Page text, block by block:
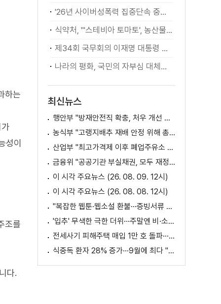
하는
성이
조를
다.
'26년 사이버성폭력 집중단속 중간성과 발표···향후 추진계획은?
식약처, "'스테비아 토마토', 농산물 아닌 가공식품"
제34회 국무회의 이재명 대통령 모두발언
나라의 평화, 국민의 자부심 대체불가 대한민국 이재명 대통령 모두말씀
최신뉴스
행안부 "방재안전직 확충, 처우 개선 등 위한 제도개선 추진"
농식부 "고랭지배추 재배 안정 위해 총력···배추가격 점차 안정세"
산업부 "최고가격제 이후 폐업주유소 증가? 사실 아냐"
금융위 "공공기관 부실채권, 모두 재정으로 보전되는 것 아냐"
이 시각 주요뉴스 (26. 08. 09. 12시)
이 시각 주요뉴스 (26. 08. 08. 12시)
"복잡한 웹툰·웹소설 환불···증빙서류 요구까지"
'입추' 무색한 극한 더위···주말엔 비·소나기
전세사기 피해주택 매입 1만 호 돌파···피해 지원 속도
식중독 환자 28% 증가···9월에 최다 "입추 방심 금물"